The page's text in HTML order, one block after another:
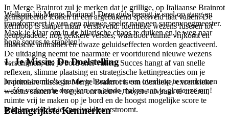
In Merge Brainrot zul je merken dat je grillige, op Italiaanse Brainrot
geïnspireerde iconen in een afgebakend speelveld laat vallen. De
kernloop is simpel maar verslavend: identieke wezens fuseren tot
geüpgradede, nog gekkere versies, waardoor ruimte vrijkomt en
hilarische animaties en dwaze geluidseffecten worden geactiveerd.
De uitdaging neemt toe naarmate er voortdurend nieuwe wezens
verschijnen, die je bord snel vullen. Succes hangt af van snelle
reflexen, slimme plaatsing en strategische kettingreacties om je
brainrot-combo's gaande te houden en een overloop te voorkomen
—één verkeerde drop kan een einde maken aan je glorieuze run!
Belangrijkste Kenmerken
Welkom bij Merge Brainrot! Deze gids brengt je snel op gang en
transformeert je van een nieuwe speler naar een samenvoegmeester.
Maak je klaar om in de hilarische chaos te duiken en je weg naar
hoge scores te stapelen!
1. Je Missie: De Doelstelling
Je primaire missie in Merge Brainrot is om identieke, excentrieke
wezens samen te voegen om nieuwe, hogere niveaus te creëren,
ruimte vrij te maken op je bord en de hoogst mogelijke score te
behalen voordat je speelveld overstroomt.